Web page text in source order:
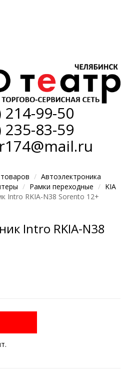
214-99-50
235-83-59
Автоэлектроника
Рамки переходные
KIA
Intro RKIA-N38 Sorento 12+
Intro RKIA-N38